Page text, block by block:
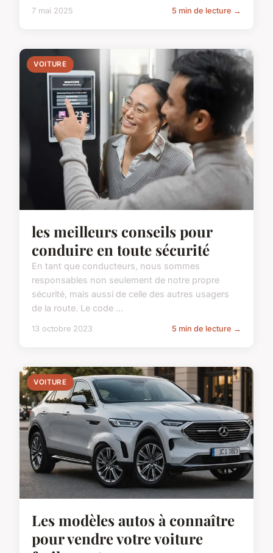
7 mai 2025 5 min de lecture →
VOITURE
les meilleurs conseils pour
conduire en toute sécurité
En tant que conducteurs, nous sommes
responsables non seulement de notre propre
sécurité, mais aussi de celle des autres usagers
de la route. Le code ...
13 octobre 2023 5 min de lecture →
VOITURE
Les modèles autos à connaître
pour vendre votre voiture